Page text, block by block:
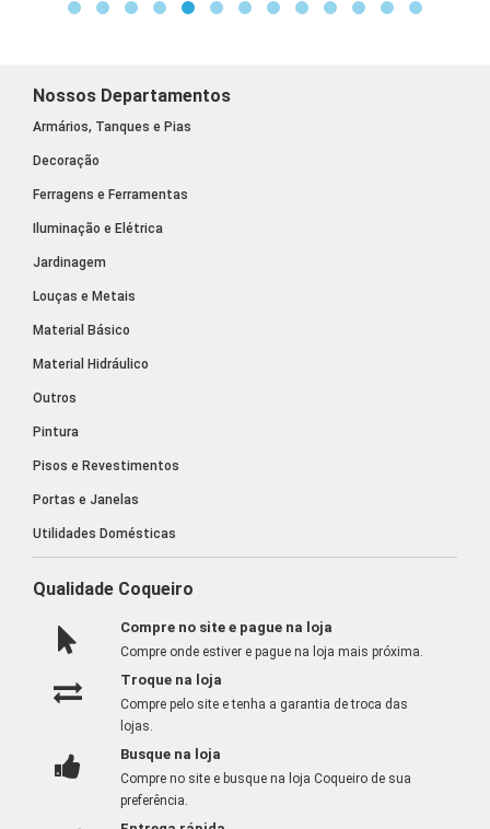
Nossos Departamentos
Armários, Tanques e Pias
Decoração
Ferragens e Ferramentas
Iluminação e Elétrica
Jardinagem
Louças e Metais
Material Básico
Material Hidráulico
Outros
Pintura
Pisos e Revestimentos
Portas e Janelas
Utilidades Domésticas
Qualidade Coqueiro
Compre no site e pague na loja
Compre onde estiver e pague na loja mais próxima.
Troque na loja
Compre pelo site e tenha a garantia de troca das
lojas.
Busque na loja
Compre no site e busque na loja Coqueiro de sua
preferência.